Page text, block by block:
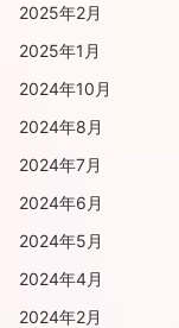
2025年2月
2025年1月
2024年10月
2024年8月
2024年7月
2024年6月
2024年5月
2024年4月
2024年2月